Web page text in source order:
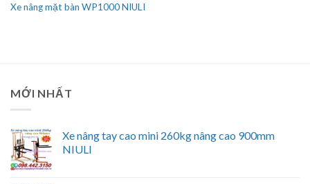
Xe nâng mặt bàn WP1000 NIULI
MỚI NHẤT
Xe nâng tay cao mini 260kg nâng cao 900mm
NIULI